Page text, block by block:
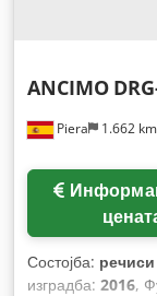
Piera 1.662 km
ANCIMO
Состојба:
изградба: 2016,